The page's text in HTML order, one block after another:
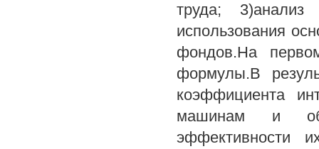
труда;
использования
фондов.На
формулы.В
коэффициента
машинам и
эффективности